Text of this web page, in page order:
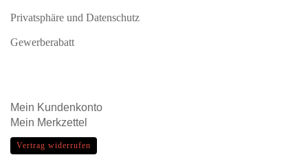
Privatsphäre und Datenschutz
Gewerberabatt
Mein Kundenkonto
Mein Merkzettel
Vertrag widerrufen